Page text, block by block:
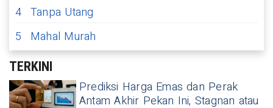
4 Tanpa Utang
5
Mahal Murah
TERKINI
Prediksi Harga Emas dan Perak
Antam Akhir Pekan Ini, Stagnan atau